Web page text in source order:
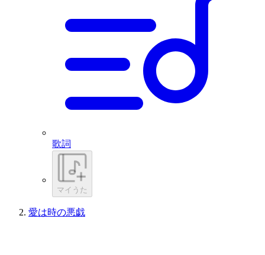
歌詞
マイうた
愛は時の悪戯